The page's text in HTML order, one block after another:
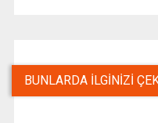
BUNLARDA İLGINIZI